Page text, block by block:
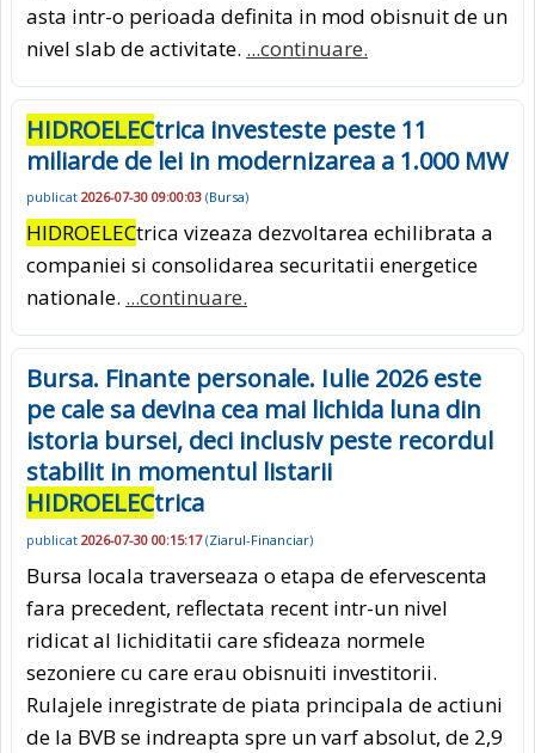
asta intr-o perioada definita in mod obisnuit de un
nivel slab de activitate. ...continuare.
HIDROELECtrica investeste peste 11
miliarde de lei in modernizarea a 1.000 MW
publicat 2026-07-30 09:00:03 (Bursa)
HIDROELECtrica vizeaza dezvoltarea echilibrata a
companiei si consolidarea securitatii energetice
nationale. ...continuare.
Bursa. Finante personale. Iulie 2026 este
pe cale sa devina cea mai lichida luna din
istoria bursei, deci inclusiv peste recordul
stabilit in momentul listarii
HIDROELECtrica
publicat 2026-07-30 00:15:17(Ziarul-Financiar)
Bursa locala traverseaza o etapa de efervescenta
fara precedent, reflectata recent intr-un nivel
ridicat al lichiditatii care sfideaza normele
sezoniere cu care erau obisnuiti investitorii.
Rulajele inregistrate de piata principala de actiuni
de la BVB se indreapta spre un varf absolut, de 2,9